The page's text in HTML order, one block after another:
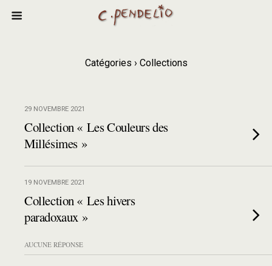
Catégories › Collections
29 NOVEMBRE 2021
Collection « Les Couleurs des
Millésimes »
19 NOVEMBRE 2021
Collection « Les hivers
paradoxaux »
AUCUNE RÉPONSE